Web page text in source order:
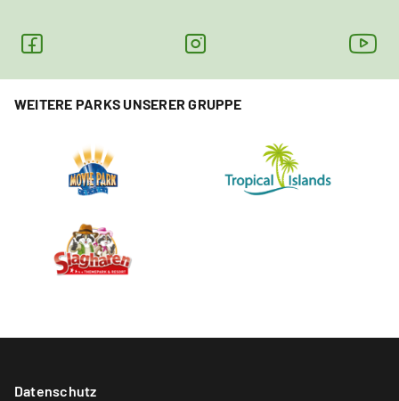
WEITERE PARKS UNSERER GRUPPE
Datenschutz